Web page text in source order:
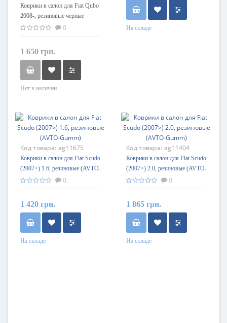
Коврики в салон для Fiat Qubo
2008-, резиновые черные
(Stingray)
0
1 650 грн.
Нет в наличии
На складе
Код товара: ag11675
Коврики в салон для Fiat Scudo
(2007>) 1.6, резиновые (AVTO-
Gumm)
0
1 420 грн.
На складе
Код товара: ag11404
Коврики в салон для Fiat Scudo
(2007>) 2.0, резиновые (AVTO-
Gumm)
0
1 865 грн.
На складе